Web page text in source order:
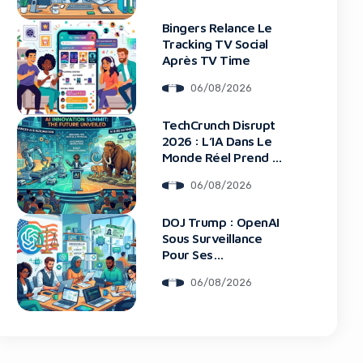
Bingers Relance Le
Tracking TV Social
Après TV Time
06/08/2026
TechCrunch Disrupt
2026 : L’IA Dans Le
Monde Réel Prend La
06/08/2026
DOJ Trump : OpenAI
Sous Surveillance
Pour Ses
06/08/2026